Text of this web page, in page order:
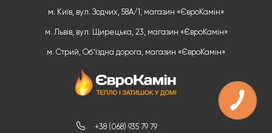
+38 (068) 935 79 79
м. Київ, вул. Зодчих, 58А/1, магазин «ЄвроКамін»
м. Львів, вул. Щирецька, 23, магазин «ЄвроКамін»
м. Стрий, Обʼїздна дорога, магазин «ЄвроКамін»